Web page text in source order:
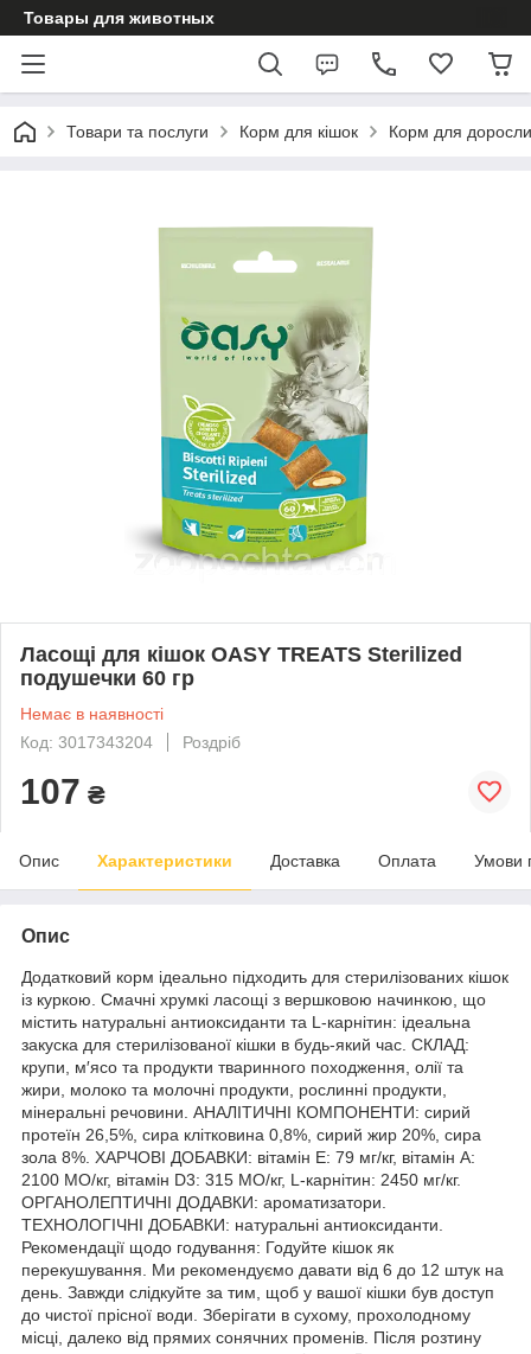
Товары для животных
Товари та послуги Корм для кішок Корм для
Ласощі для кішок OASY TREATS Sterilized
подушечки 60 гр
Немає в наявності
Код: 3017343204
Роздріб
107 ₴
Опис Характеристики Доставка Оплата Умови
Опис
Додатковий корм ідеально підходить для стерилізованих кішок
із куркою. Смачні хрумкі ласощі з вершковою начинкою, що
містить натуральні антиоксиданти та L-карнітин: ідеальна
закуска для стерилізованої кішки в будь-який час. СКЛАД:
крупи, м′ясо та продукти тваринного походження, олії та
жири, молоко та молочні продукти, рослинні продукти,
мінеральні речовини. АНАЛІТИЧНІ КОМПОНЕНТИ: сирий
протеїн 26,5%, сира клітковина 0,8%, сирий жир 20%, сира
зола 8%. ХАРЧОВІ ДОБАВКИ: вітамін Е: 79 мг/кг, вітамін А:
2100 МО/кг, вітамін D3: 315 МО/кг, L-карнітин: 2450 мг/кг.
ОРГАНОЛЕПТИЧНІ ДОДАВКИ: ароматизатори.
ТЕХНОЛОГІЧНІ ДОБАВКИ: натуральні антиоксиданти.
Рекомендації щодо годування: Годуйте кішок як
перекушування. Ми рекомендуємо давати від 6 до 12 штук на
день. Завжди слідкуйте за тим, щоб у вашої кішки був доступ
до чистої прісної води. Зберігати в сухому, прохолодному
місці, далеко від прямих сонячних променів. Після розтину